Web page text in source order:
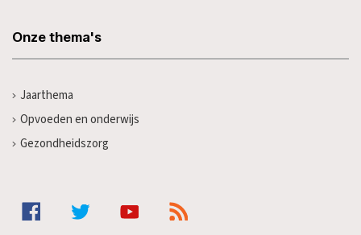
Onze thema's
Jaarthema
Opvoeden en onderwijs
Gezondheidszorg